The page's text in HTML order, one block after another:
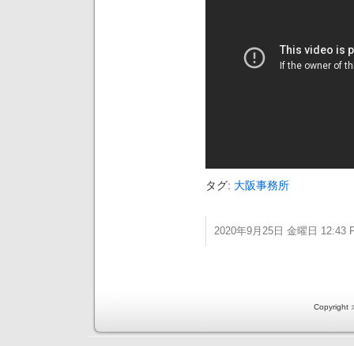
タグ: 大阪事務所
2020年9月25日 金曜日 12:43
Copyright